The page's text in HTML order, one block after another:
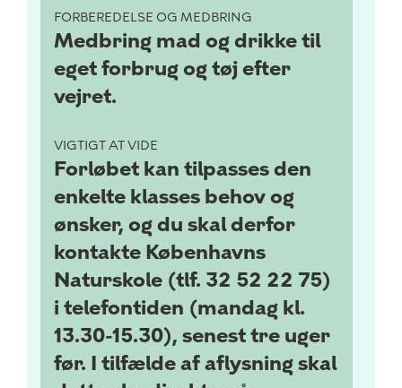
FORBEREDELSE OG MEDBRING
Medbring mad og drikke til
eget forbrug og tøj efter
vejret.
VIGTIGT AT VIDE
Forløbet kan tilpasses den
enkelte klasses behov og
ønsker, og du skal derfor
kontakte Københavns
Naturskole (tlf. 32 52 22 75)
i telefontiden (mandag kl.
13.30-15.30), senest tre uger
før. I tilfælde af aflysning skal